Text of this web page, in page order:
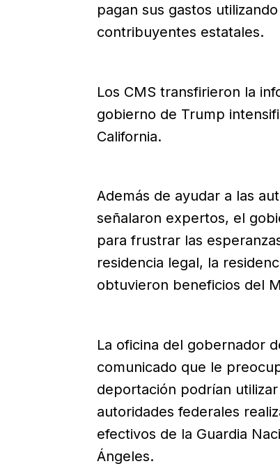
pagan sus gastos
contribuyentes estatales.
Los CMS transfirieron la
gobierno de Trump
California.
Además de ayudar a las
señalaron expertos, el
para frustrar las
residencia legal, la
obtuvieron beneficios del
La oficina del gobernador
comunicado que le
deportación podrían
autoridades federales
efectivos de la Guardia
Ángeles.